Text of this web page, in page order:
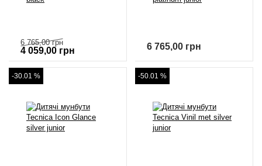
6 765,00 грн
4 059,00 грн 6 765,00 грн
-30.01 % -50.01 %